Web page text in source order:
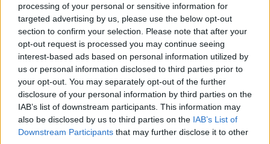
processing of your personal or sensitive information for
targeted advertising by us, please use the below opt-out
section to confirm your selection. Please note that after your
opt-out request is processed you may continue seeing
interest-based ads based on personal information utilized by
us or personal information disclosed to third parties prior to
your opt-out. You may separately opt-out of the further
disclosure of your personal information by third parties on the
IAB’s list of downstream participants. This information may
also be disclosed by us to third parties on the IAB’s List of
Downstream Participants that may further disclose it to other
Читать другие новости